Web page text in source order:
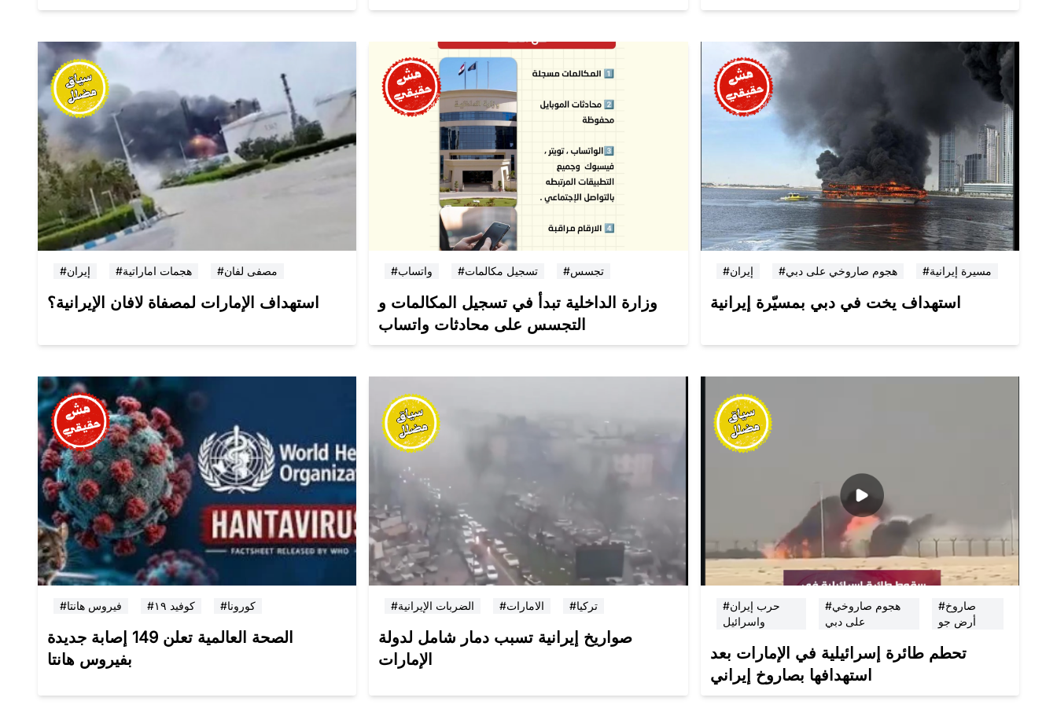
#إيران #هجمات اماراتية #مصفى لفان
استهداف الإمارات لمصفاة لافان الإيرانية؟
#واتساب #تسجيل مكالمات #تجسس
وزارة الداخلية تبدأ في تسجيل المكالمات و
التجسس على محادثات واتساب
#إيران #هجوم صاروخي على دبي #مسيرة إيرانية
استهداف يخت في دبي بمسيّرة إيرانية
#فيروس هانتا #كوفيد ١٩ #كورونا
الصحة العالمية تعلن 149 إصابة جديدة
بفيروس هانتا
#الضربات الإيرانية #الامارات #تركيا
صواريخ إيرانية تسبب دمار شامل لدولة
الإمارات
#حرب إيران
واسرائيل
#هجوم صاروخي
على دبي
#صاروخ
أرض جو
تحطم طائرة إسرائيلية في الإمارات بعد
استهدافها بصاروخ إيراني